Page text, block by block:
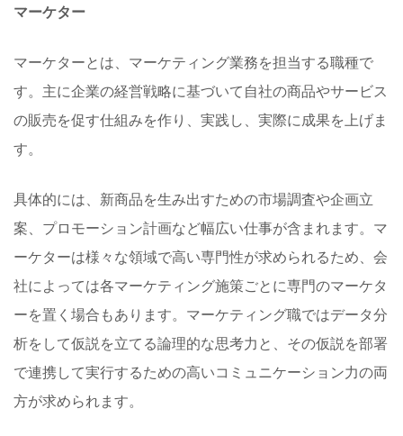
マーケター
マーケターとは、マーケティング業務を担当する職種で
す。主に企業の経営戦略に基づいて自社の商品やサービス
の販売を促す仕組みを作り、実践し、実際に成果を上げま
す。
具体的には、新商品を生み出すための市場調査や企画立
案、プロモーション計画など幅広い仕事が含まれます。マ
ーケターは様々な領域で高い専門性が求められるため、会
社によっては各マーケティング施策ごとに専門のマーケタ
ーを置く場合もあります。マーケティング職ではデータ分
析をして仮説を立てる論理的な思考力と、その仮説を部署
で連携して実行するための高いコミュニケーション力の両
方が求められます。